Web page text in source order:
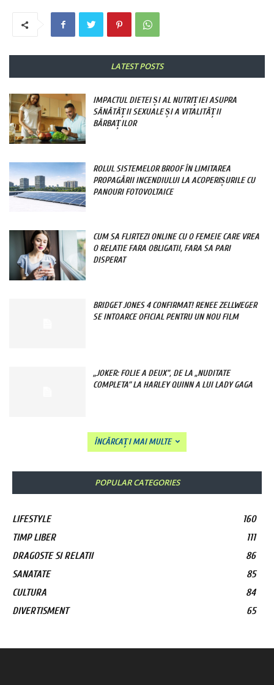
LATEST POSTS
IMPACTUL DIETEI ȘI AL NUTRIȚIEI ASUPRA
SĂNĂTĂȚII SEXUALE ȘI A VITALITĂȚII
BĂRBAȚILOR
ROLUL SISTEMELOR BROOF ÎN LIMITAREA
PROPAGĂRII INCENDIULUI LA ACOPERIȘURILE CU
PANOURI FOTOVOLTAICE
CUM SA FLIRTEZI ONLINE CU O FEMEIE CARE VREA
O RELATIE FARA OBLIGATII, FARA SA PARI
DISPERAT
BRIDGET JONES 4 CONFIRMAT! RENEE ZELLWEGER
SE INTOARCE OFICIAL PENTRU UN NOU FILM
„JOKER: FOLIE A DEUX”, DE LA „NUDITATE
COMPLETA” LA HARLEY QUINN A LUI LADY GAGA
ÎNCĂRCAȚI MAI MULTE
POPULAR CATEGORIES
LIFESTYLE
160
TIMP LIBER
111
DRAGOSTE SI RELATII
86
SANATATE
85
CULTURA
84
DIVERTISMENT
65